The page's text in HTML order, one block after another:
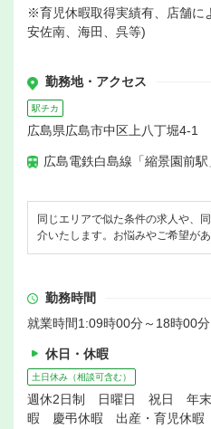
※育児休暇取得実績有、店舗に
安佐南、海田、呉等)
勤務地・アクセス
駅チカ
広島県広島市中区上八丁堀4-1
広島電鉄白島線「縮景園前
同じエリアで似た条件の求人や、
介いたします。お悩みやご希望が
勤務時間
就業時間1:09時00分～18時00分
休日・休暇
土日休み（相談可含む）
週休2日制 日曜日 祝日 年
暇 慶弔休暇 出産・育児休暇